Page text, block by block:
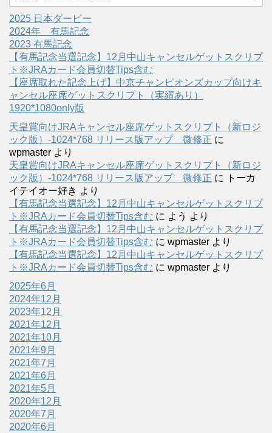
2025 日本ダービー
2024年 有馬記念
2023 有馬記念
【有馬記念当選記念】12月中山キャンセルゲットスクリプ
ト※JRAカード会員切替Tips含む
【座席取れた記念上げ】中京チャンピオンズカップ向けキ
ャンセル座席ゲットスクリプト（実績あり）
1920*1080only版
天皇賞向けJRAキャンセル座席ゲットスクリプト（新ロジ
ック版）-1024*768 リリース版アップ 微修正 に
wpmaster より
天皇賞向けJRAキャンセル座席ゲットスクリプト（新ロジ
ック版）-1024*768 リリース版アップ 微修正 に
トーカ
イテイオー好き より
【有馬記念当選記念】12月中山キャンセルゲットスクリプ
ト※JRAカード会員切替Tips含む に よう より
【有馬記念当選記念】12月中山キャンセルゲットスクリプ
ト※JRAカード会員切替Tips含む に wpmaster より
【有馬記念当選記念】12月中山キャンセルゲットスクリプ
ト※JRAカード会員切替Tips含む に wpmaster より
2025年6月
2024年12月
2023年12月
2021年12月
2021年10月
2021年9月
2021年7月
2021年6月
2021年5月
2020年12月
2020年7月
2020年6月